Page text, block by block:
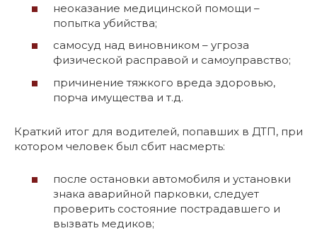
неоказание медицинской помощи –
попытка убийства;
самосуд над виновником – угроза
физической расправой и самоуправство;
причинение тяжкого вреда здоровью,
порча имущества и т.д.
Краткий итог для водителей, попавших в ДТП, при
котором человек был сбит насмерть:
после остановки автомобиля и установки
знака аварийной парковки, следует
проверить состояние пострадавшего и
вызвать медиков;